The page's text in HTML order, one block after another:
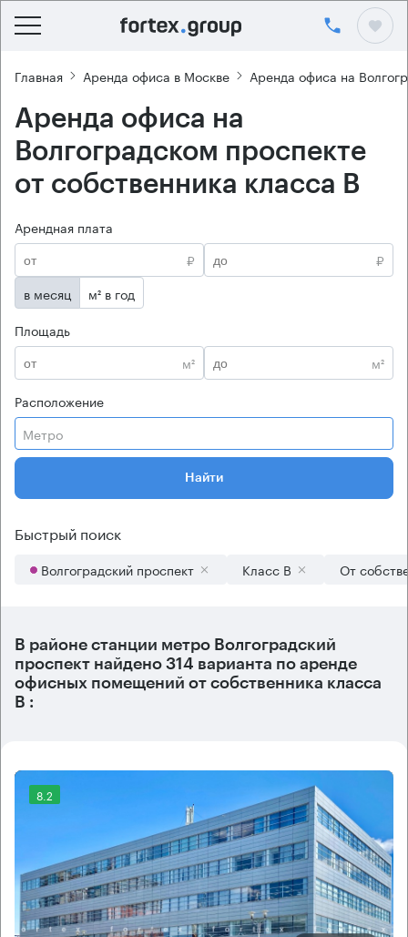
Главная Аренда офиса в Москве Аренда офиса на
Аренда офиса на
Волгоградском проспекте
от собственника класса B
Арендная плата
₽
₽
в месяц
м² в год
Площадь
м²
м²
Расположение
Метро
Найти
Быстрый поиск
Волгоградский проспект Класс B От
В районе станции метро Волгоградский
проспект найдено 314 варианта по аренде
офисных помещений от собственника класса
B :
8.2